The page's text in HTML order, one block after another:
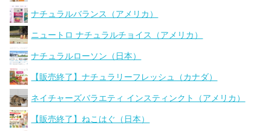
ナチュラルバランス（アメリカ）
ニュートロ ナチュラルチョイス（アメリカ）
ナチュラルローソン（日本）
【販売終了】ナチュラリーフレッシュ（カナダ）
ネイチャーズバラエティ インスティンクト（アメリカ）
【販売終了】ねこはぐ（日本）